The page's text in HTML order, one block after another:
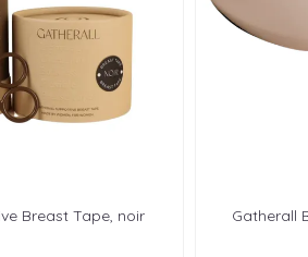
Breast Tape, noir Gatherall